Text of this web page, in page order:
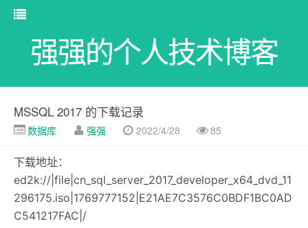
强强的个人技术博客
MSSQL 2017 的下载记录
数据库 强强 2022/4/28 85
下载地址：
ed2k://|file|cn_sql_server_2017_developer_x64_dvd_11
296175.iso|1769777152|E21AE7C3576C0BDF1BC0AD
C541217FAC|/